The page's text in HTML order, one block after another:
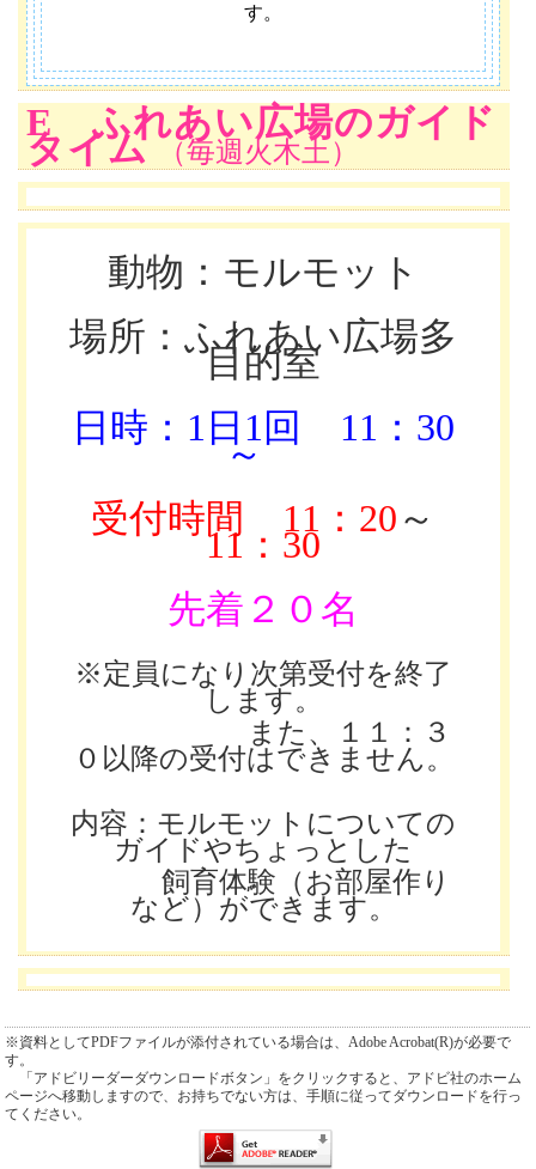
す。
E ふれあい広場のガイド
タイム （毎週火木土）
動物：モルモット
場所：ふれあい広場多
目的室
日時：1日1回
11：30
～
受付時間
11：20～
11：30
先着２０名
※定員になり次第受付を終了
します。
また、１１：３
０以降の受付はできません。
内容：モルモットについての
ガイドやちょっとした
飼育体験（お部屋作り
など）ができます。
※資料としてPDFファイルが添付されている場合は、Adobe Acrobat(R)が必要で
す。
「アドビリーダーダウンロードボタン」をクリックすると、アドビ社のホーム
ページへ移動しますので、お持ちでない方は、手順に従ってダウンロードを行っ
てください。